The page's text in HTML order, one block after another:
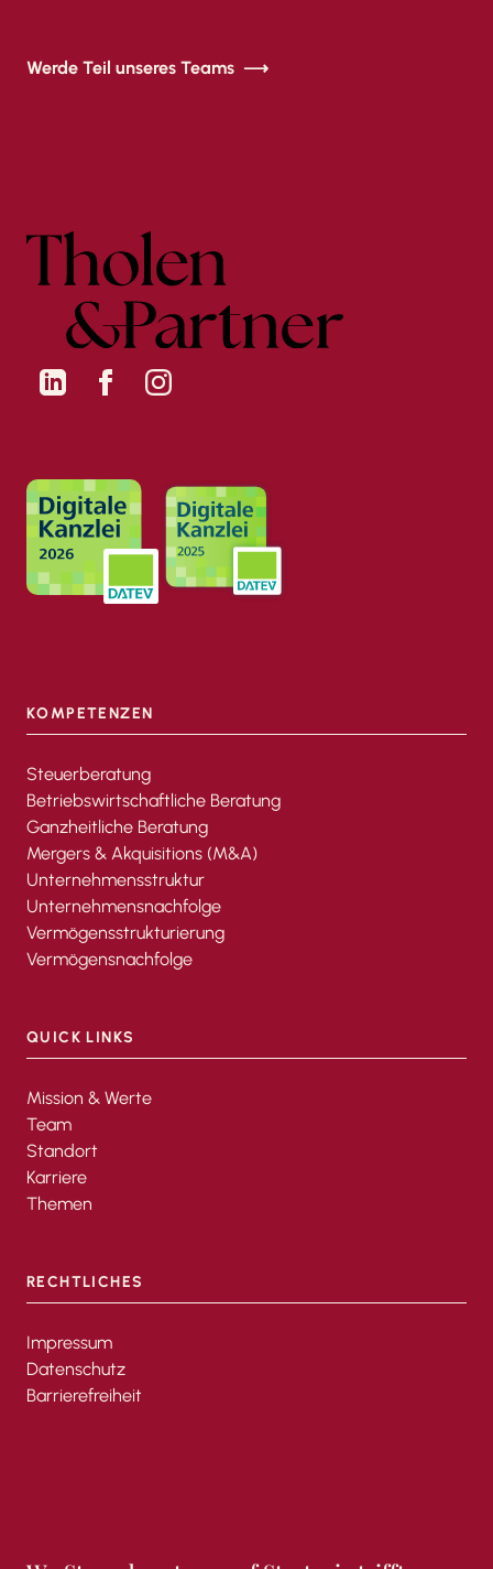
Werde Teil unseres Teams
KOMPETENZEN
Steuerberatung
Betriebswirtschaftliche Beratung
Ganzheitliche Beratung
Mergers & Akquisitions (M&A)
Unternehmensstruktur
Unternehmensnachfolge
Vermögensstrukturierung
Vermögensnachfolge
QUICK LINKS
Mission & Werte
Team
Standort
Karriere
Themen
RECHTLICHES
Impressum
Datenschutz
Barrierefreiheit